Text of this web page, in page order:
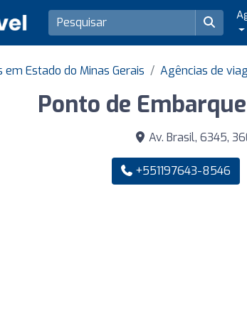
Estado do Minas Gerais Agências de
Ponto de
Av. Brasil, 6345,
+551197643-8546